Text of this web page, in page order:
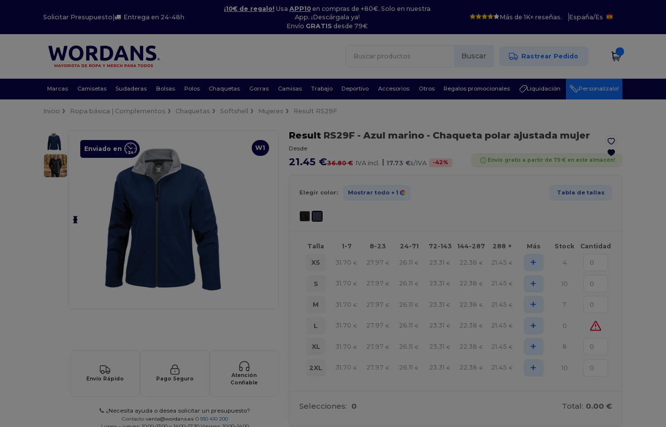
Solicitar Presupuesto | Entrega en 24-48h
¡10€ de regalo! Usa APP10en compras de +80€. Solo en nuestra
App. ¡Descárgala ya!
Envío GRATIS desde 79€
Más de 1K+ reseñas. España/Es
Buscar Rastrear Pedido
Marcas Camisetas Sudaderas Bolsas Polos Chaquetas Gorras Camisas Trabajo Deportivo Accesorios Otros Regalos promocionales Liquidación ¡Personalízalo!
Inicio Ropa básica | Complementos Chaquetas Softshell Mujeres Result RS29F
W1
Enviado en
Envío Rápido Pago Seguro
Atención
Confiable
¿Necesita ayuda o desea solicitar un presupuesto?
Contacto venta@wordans.es O 930 410 200
ResultRS29F - Azul marino- Chaqueta polar ajustada mujer
Desde
21.45 €36.80 € IVA incl. | 17.73 €s/IVA -42% Envío gratis a partir de 79 € en este almacén!
Elegir color: Mostrar todo + 1 Tabla de tallas
Talla 1-7 8-23 24-71 72-143 144-287 288 + Más Stock Cantidad
XS 31.70 € 27.97 € 26.11 € 23.31 € 22.38 € 21.45 € + 4
S 31.70 € 27.97 € 26.11 € 23.31 € 22.38 € 21.45 € + 10
M 31.70 € 27.97 € 26.11 € 23.31 € 22.38 € 21.45 € + 7
L 31.70 € 27.97 € 26.11 € 23.31 € 22.38 € 21.45 € + 0
XL 31.70 € 27.97 € 26.11 € 23.31 € 22.38 € 21.45 € + 8
2XL 31.70 € 27.97 € 26.11 € 23.31 € 22.38 € 21.45 € + 10
Selecciones: 0 Total: 0.00 €